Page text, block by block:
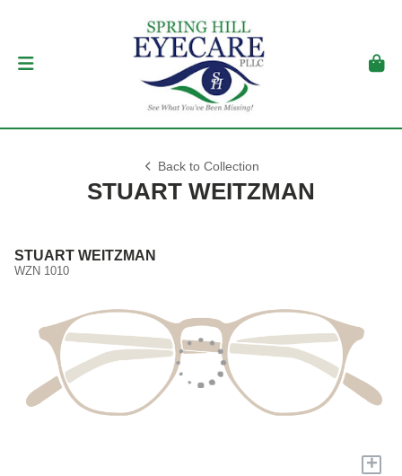
Back to Collection
STUART WEITZMAN
STUART WEITZMAN
WZN 1010
+